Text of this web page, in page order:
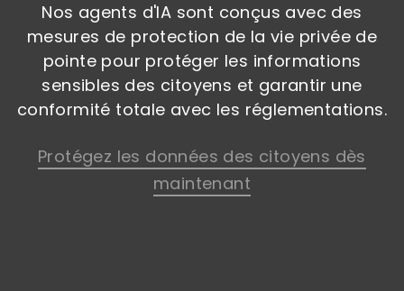
Nos agents d'IA sont conçus avec des
mesures de protection de la vie privée de
pointe pour protéger les informations
sensibles des citoyens et garantir une
conformité totale avec les réglementations.
Protégez les données des citoyens dès
maintenant